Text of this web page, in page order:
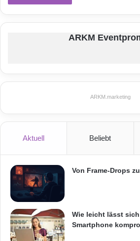
ARKM
ARKM.marketing
Aktuell Beliebt
Von Frame-Drops
Wie leicht lässt
Smartphone